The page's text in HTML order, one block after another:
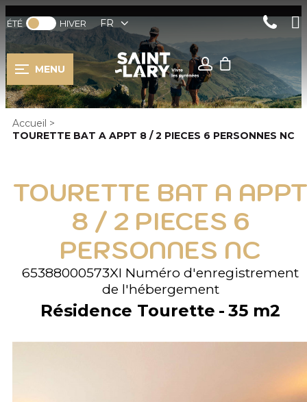
ÉTÉ HIVER FR
MENU
Accueil >
TOURETTE BAT A APPT 8 / 2 PIECES 6 PERSONNES NC
TOURETTE BAT A APPT
8 / 2 PIECES 6
PERSONNES NC
65388000573XI Numéro d'enregistrement
de l'hébergement
Résidence Tourette 35 m2